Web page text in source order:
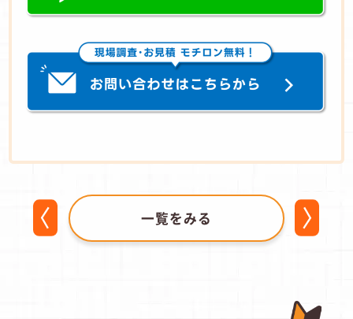
一覧をみる